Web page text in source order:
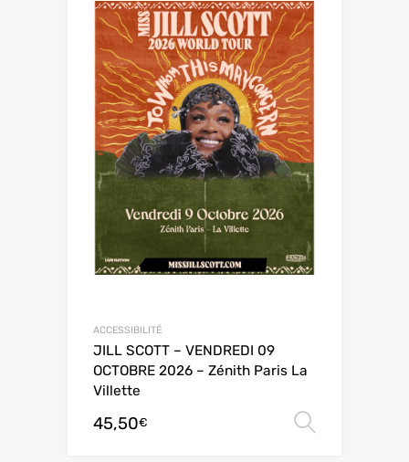
ACCESSIBILITÉ
JILL SCOTT – VENDREDI 09
OCTOBRE 2026 – Zénith Paris La
Villette
45,50€